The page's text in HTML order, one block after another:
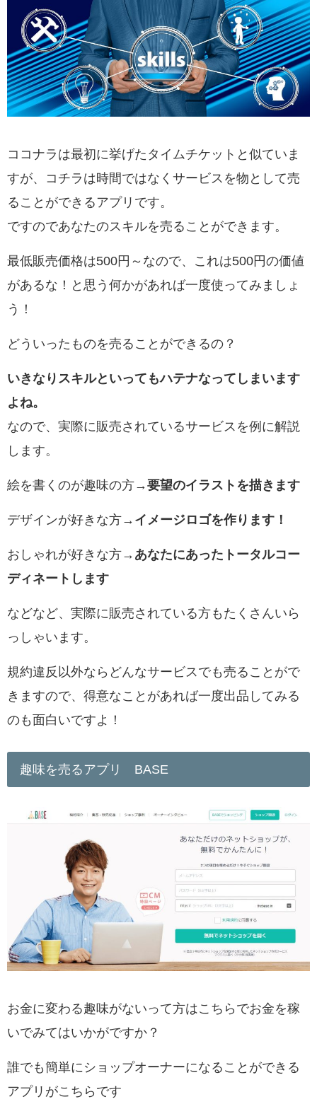
ココナラは最初に挙げたタイムチケットと似ていま
すが、コチラは時間ではなく サービスを物として売
ることができるアプリです。
ですのであなたのスキルを売ることができます。
最低販売価格は500円～なので、これは500円の価値
があるな！と思う何かがあれば一度使ってみましょ
う！
どういったものを売ることができるの？
いきなりスキルといってもハテナなってしまいます
よね。
なので、実際に販売されているサービスを例に解説
します。
絵を書くのが趣味の方→要望のイラストを描きます
デザインが好きな方→ イメージロゴを作ります！
おしゃれが好きな方→ あなたにあったトータルコー
ディネートします
などなど、実際に販売されている方もたくさんいら
っしゃいます。
規約違反以外ならどんなサービスでも売ることがで
きますので、 得意なことがあれば一度出品してみる
のも面白いですよ！
趣味を売るアプリ BASE
お金に変わる趣味がないって方はこちらでお金を稼
いでみてはいかがですか？
誰でも簡単にショップオーナーになることができる
アプリ がこちらです